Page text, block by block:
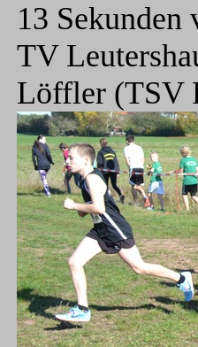
13 Sekunden
TV
Löffler (TSV